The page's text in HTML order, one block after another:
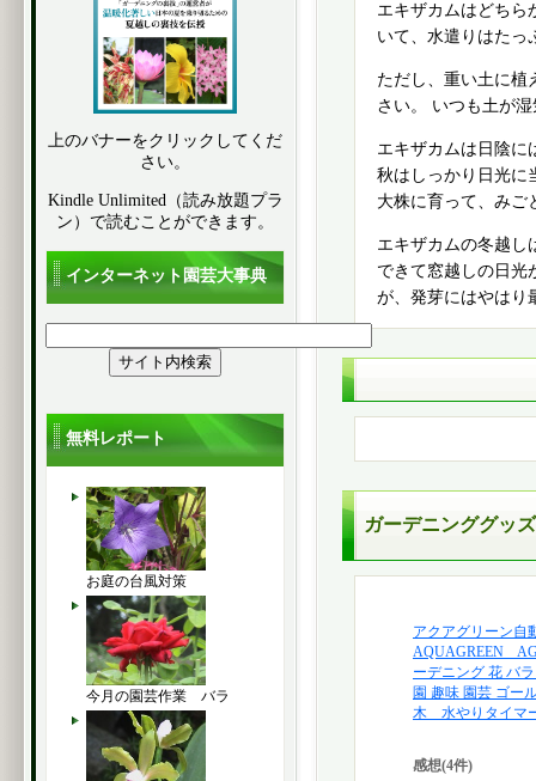
エキザカムはどちら
いて、水遣りはたっ
ただし、重い土に植
さい。 いつも土が
エキザカムは日陰に
秋はしっかり日光に
大株に育って、みご
エキザカムの冬越し
できて窓越しの日光
が、発芽にはやはり
ガーデニンググッ
アクアグリーン自
AQUAGREEN
ーデニング 花 バ
園 趣味 園芸 ゴー
木 水やりタイマ
感想(4件)
上のバナーをクリックしてくだ
さい。
Kindle Unlimited（読み放題プラ
ン）で読むことができます。
インターネット園芸大事典
無料レポート
お庭の台風対策
今月の園芸作業 バラ